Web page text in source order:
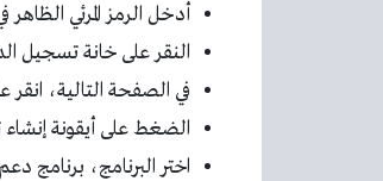
أدخل الرمز المرئي الظاهر
النقر على خانة تسجيل
في الصفحة التالية، انقر
الضغط على أيقونة
اختر البرنامج، برنامج